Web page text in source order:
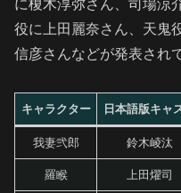
に榎木淳弥さん、司場涼
役に上田麗奈さん、天鬼
信彦さんなどが発表され
キャラクター 日本語版キャ
我妻弐郎 鈴木崚汰
羅睺 上田燿司